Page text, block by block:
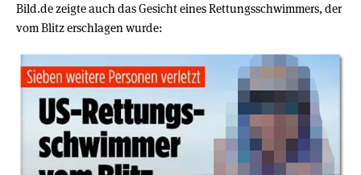
Bild.de zeigte auch das Gesicht eines Rettungsschwimmers, der
vom Blitz erschlagen wurde: